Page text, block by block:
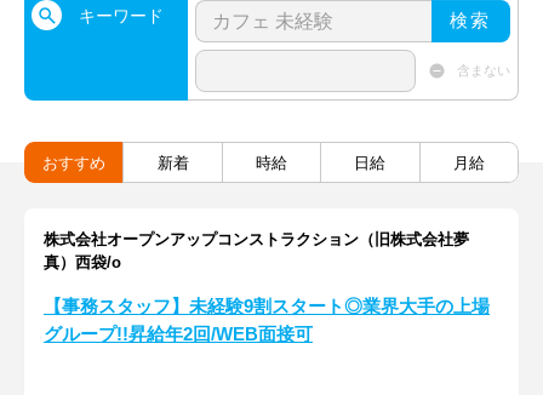
キーワード 検索
含まない
おすすめ 新着 時給 日給 月給
株式会社オープンアップコンストラクション（旧株式会社夢
真）西袋/o
【事務スタッフ】未経験9割スタート◎業界大手の上場
グループ!!昇給年2回/WEB面接可